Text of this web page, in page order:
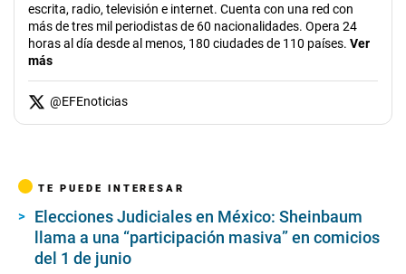
escrita, radio, televisión e internet. Cuenta con una red con
más de tres mil periodistas de 60 nacionalidades. Opera 24
horas al día desde al menos, 180 ciudades de 110 países. Ver
más
@EFEnoticias
TE PUEDE INTERESAR
Elecciones Judiciales en México: Sheinbaum
llama a una “participación masiva” en comicios
del 1 de junio